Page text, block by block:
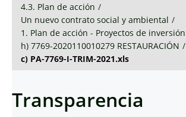
4.3. Plan de acción /
Un nuevo contrato social y ambiental /
1. Plan de acción - Proyectos de inversión
h) 7769-2020110010279 RESTAURACIÓN /
c) PA-7769-I-TRIM-2021.xls
Transparencia